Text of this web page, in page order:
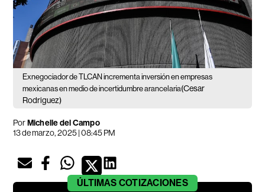
Exnegociador de TLCAN incrementa inversión en empresas
mexicanas en medio de incertidumbre arancelaria(Cesar
Rodriguez)
PorMichelle del Campo
13 de marzo, 2025 | 08:45 PM
ÚLTIMAS COTIZACIONES